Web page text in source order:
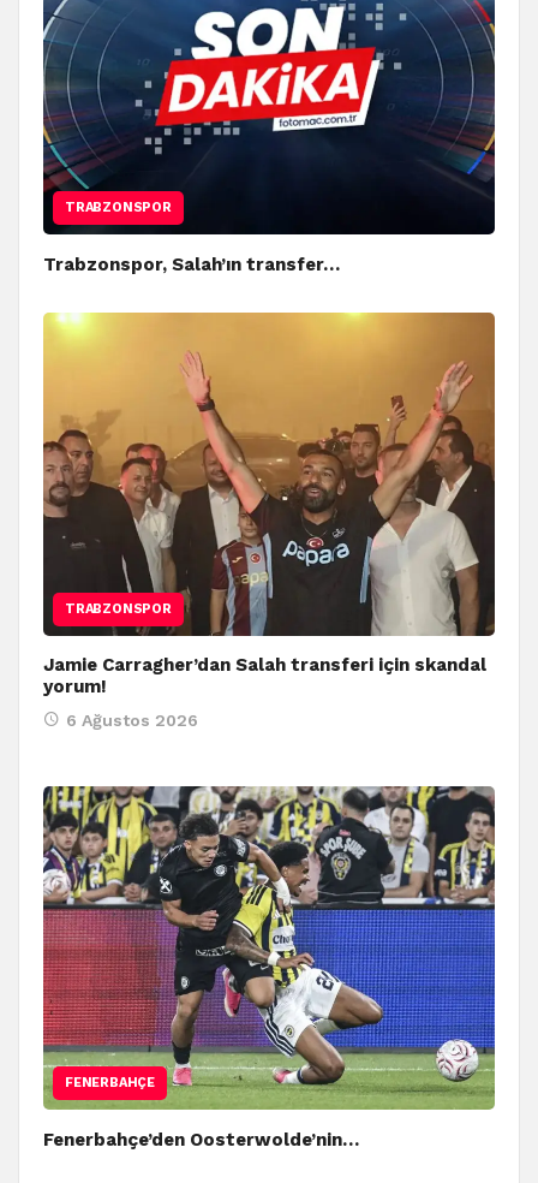
TRABZONSPOR
Trabzonspor, Salah’ın transfer…
TRABZONSPOR
Jamie Carragher’dan Salah transferi için skandal
yorum!
6 Ağustos 2026
FENERBAHÇE
Fenerbahçe’den Oosterwolde’nin…